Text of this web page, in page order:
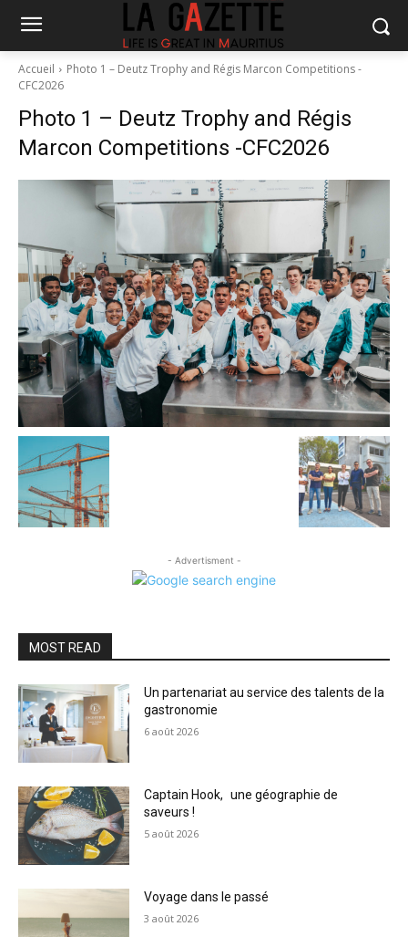
Accueil
Photo 1 – Deutz Trophy and Régis Marcon Competitions -
CFC2026
Photo 1 – Deutz Trophy and Régis
Marcon Competitions -CFC2026
- Advertisment -
MOST READ
Un partenariat au service des talents de la
gastronomie
6 août 2026
Captain Hook, une géographie de
saveurs !
5 août 2026
Voyage dans le passé
3 août 2026